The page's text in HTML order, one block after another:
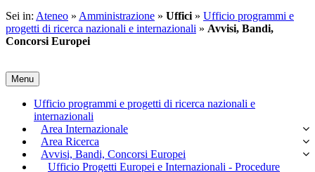
Sei in: Ateneo » Amministrazione » Uffici » Ufficio programmi e
progetti di ricerca nazionali e internazionali » Avvisi, Bandi,
Concorsi Europei
Menu
Ufficio programmi e progetti di ricerca nazionali e
internazionali
Area Internazionale
Area Ricerca
Avvisi, Bandi, Concorsi Europei
Ufficio Progetti Europei e Internazionali - Procedure